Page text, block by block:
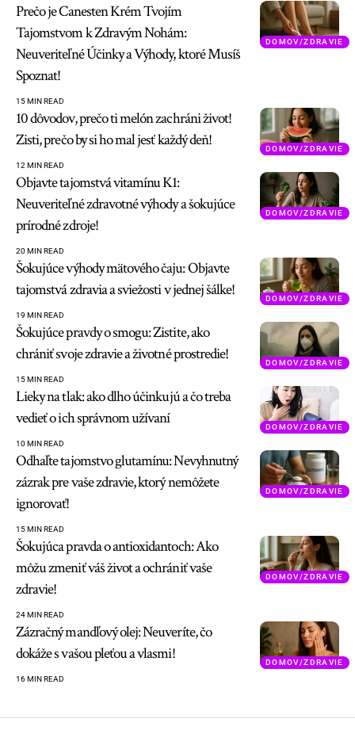
DOMOV/ZDRAVIE
Prečo je Canesten Krém Tvojím
Tajomstvom k Zdravým Nohám:
Neuveriteľné Účinky a Výhody, ktoré Musíš
Spoznat!
15 MIN READ
DOMOV/ZDRAVIE
10 dôvodov, prečo ti melón zachráni život!
Zisti, prečo by si ho mal jesť každý deň!
12 MIN READ
DOMOV/ZDRAVIE
Objavte tajomstvá vitamínu K1:
Neuveriteľné zdravotné výhody a šokujúce
prírodné zdroje!
20 MIN READ
DOMOV/ZDRAVIE
Šokujúce výhody mätového čaju: Objavte
tajomstvá zdravia a sviežosti v jednej šálke!
19 MIN READ
DOMOV/ZDRAVIE
Šokujúce pravdy o smogu: Zistite, ako
chrániť svoje zdravie a životné prostredie!
15 MIN READ
DOMOV/ZDRAVIE
Lieky na tlak: ako dlho účinkujú a čo treba
vedieť o ich správnom užívaní
10 MIN READ
DOMOV/ZDRAVIE
Odhaľte tajomstvo glutamínu: Nevyhnutný
zázrak pre vaše zdravie, ktorý nemôžete
ignorovať!
15 MIN READ
DOMOV/ZDRAVIE
Šokujúca pravda o antioxidantoch: Ako
môžu zmeniť váš život a ochrániť vaše
zdravie!
24 MIN READ
DOMOV/ZDRAVIE
Zázračný mandľový olej: Neuveríte, čo
dokáže s vašou pleťou a vlasmi!
16 MIN READ